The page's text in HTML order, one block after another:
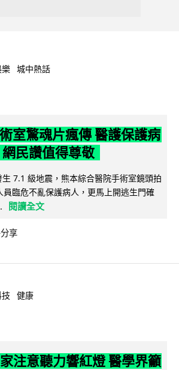
樂 城中熱話
室驚魂片瘋傳 醫護保護病
民讚值得尊敬
7.1 級地震，熊本綜合醫院手術室鏡頭拍
臨危不亂保護病人，更馬上開逃生門確
閱讀全文
分享
健康
注意聽力響紅燈 醫學界籲